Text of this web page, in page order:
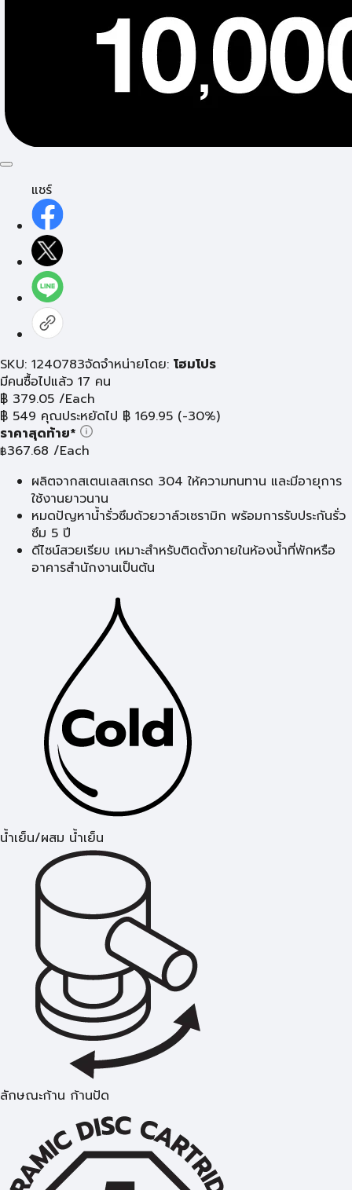
แชร์
SKU: 1240783จัดจำหน่ายโดย: โฮมโปร
มีคนซื้อไปแล้ว 17 คน
฿ 379.05 /Each
฿ 549 คุณประหยัดไป ฿ 169.95 (-30%)
ราคาสุดท้าย*
฿367.68 /Each
ผลิตจากสเตนเลสเกรด 304 ให้ความทนทาน และมีอายุการ
ใช้งานยาวนาน
หมดปัญหาน้ำรั่วซึมด้วยวาล์วเซรามิก พร้อมการรับประกันรั่ว
ซึม 5 ปี
ดีไซน์สวยเรียบ เหมาะสำหรับติดตั้งภายในห้องน้ำที่พักหรือ
อาคารสำนักงานเป็นต้น
น้ำเย็น/ผสม น้ำเย็น
ลักษณะก้าน ก้านปัด